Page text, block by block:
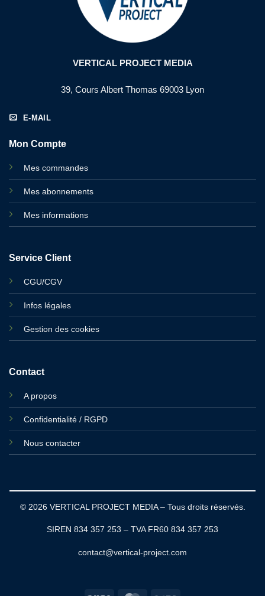
VERTICAL PROJECT MEDIA
39, Cours Albert Thomas 69003 Lyon
E-MAIL
Mon Compte
Mes commandes
Mes abonnements
Mes informations
Service Client
CGU/CGV
Infos légales
Gestion des cookies
Contact
A propos
Confidentialité / RGPD
Nous contacter
© 2026 VERTICAL PROJECT MEDIA – Tous droits réservés.
SIREN 834 357 253 – TVA FR60 834 357 253
contact@vertical-project.com